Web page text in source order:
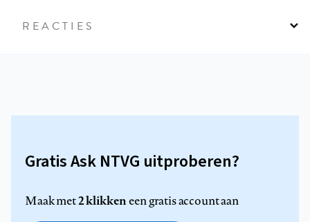
REACTIES
Gratis Ask NTVG uitproberen?
Maak met2 klikkeneen gratis account aan